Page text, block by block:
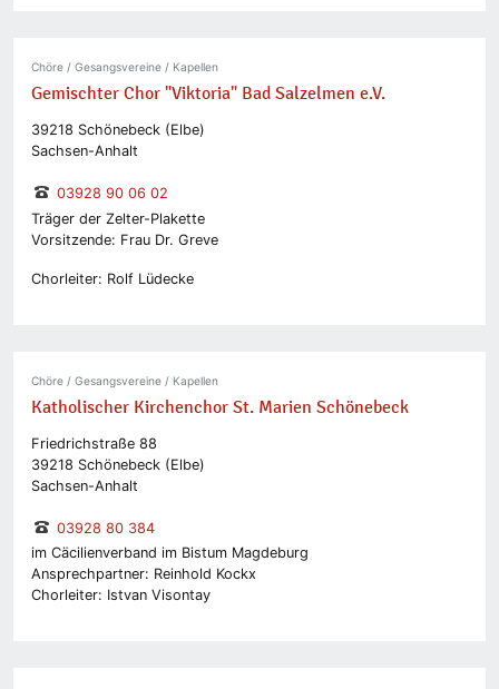
Chöre / Gesangsvereine / Kapellen
Gemischter Chor "Viktoria" Bad Salzelmen e.V.
39218 Schönebeck (Elbe)
Sachsen-Anhalt
03928 90 06 02
Träger der Zelter-Plakette
Vorsitzende: Frau Dr. Greve
Chorleiter: Rolf Lüdecke
Chöre / Gesangsvereine / Kapellen
Katholischer Kirchenchor St. Marien Schönebeck
Friedrichstraße 88
39218 Schönebeck (Elbe)
Sachsen-Anhalt
03928 80 384
im Cäcilienverband im Bistum Magdeburg
Ansprechpartner: Reinhold Kockx
Chorleiter: Istvan Visontay